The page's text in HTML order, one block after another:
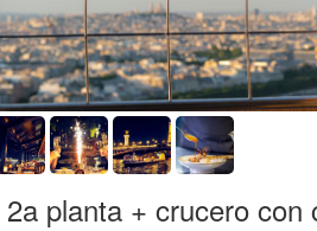
planta + crucero con